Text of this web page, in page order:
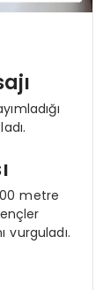
metre
vurguladı.